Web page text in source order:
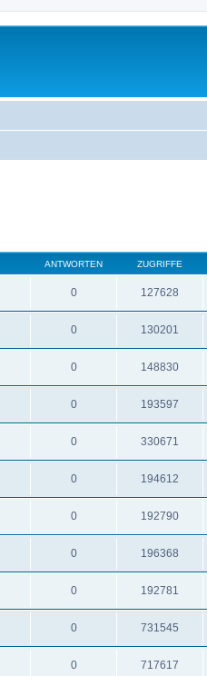
ANTWORTEN ZUGRIFFE
0 127628
0 130201
0 148830
0 193597
0 330671
0 194612
0 192790
0 196368
0 192781
0 731545
0 717617